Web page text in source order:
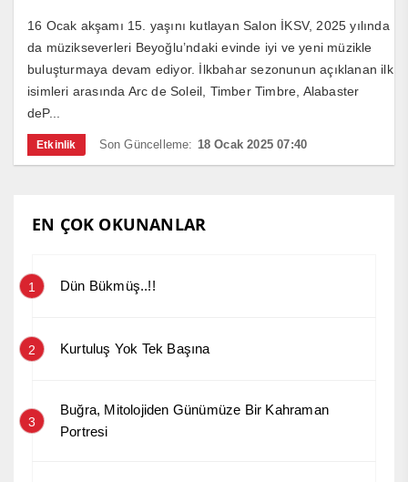
16 Ocak akşamı 15. yaşını kutlayan Salon İKSV, 2025 yılında
da müzikseverleri Beyoğlu’ndaki evinde iyi ve yeni müzikle
buluşturmaya devam ediyor. İlkbahar sezonunun açıklanan ilk
isimleri arasında Arc de Soleil, Timber Timbre, Alabaster
deP...
Etkinlik Son Güncelleme: 18 Ocak 2025 07:40
EN ÇOK OKUNANLAR
1 Dün Bükmüş..!!
2 Kurtuluş Yok Tek Başına
3
Buğra, Mitolojiden Günümüze Bir Kahraman
Portresi